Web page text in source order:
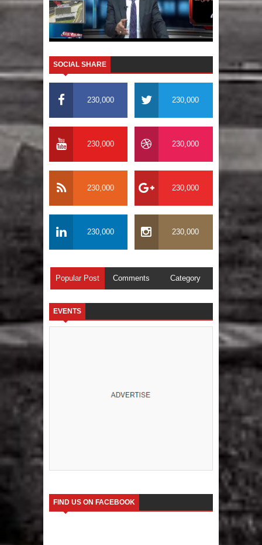
SOCIAL SHARE
230,000 230,000
230,000 230,000
230,000 230,000
230,000 230,000
Popular Post Comments Category
EVENTS
FIND US ON FACEBOOK